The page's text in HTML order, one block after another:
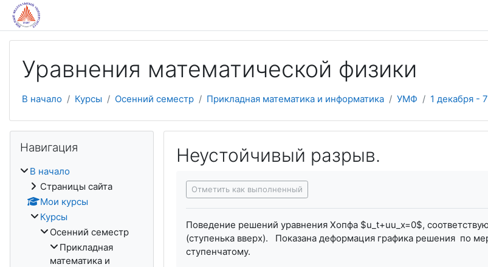
Перейти к основному содержанию
Уравнения математической физики
В начало Курсы Осенний семестр Прикладная математика и информатика УМФ 1 декабря -
Неустойчивый разрыв.
Отметить как выполненный
Поведение решений уравнения Хопфа $u_t+uu_x=0$,
(ступенька вверх). Показана деформация графика решения по
ступенчатому.
Навигация
В начало
Страницы сайта
Мои курсы
Курсы
Осенний семестр
Прикладная
математика и